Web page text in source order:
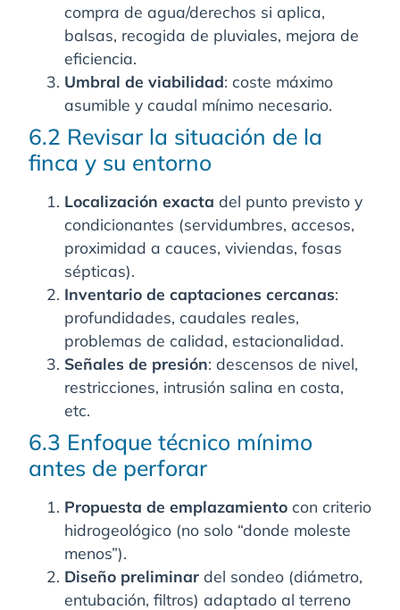
compra de agua/derechos si aplica,
balsas, recogida de pluviales, mejora de
eficiencia.
Umbral de viabilidad: coste máximo
asumible y caudal mínimo necesario.
6.2 Revisar la situación de la
finca y su entorno
Localización exacta del punto previsto y
condicionantes (servidumbres, accesos,
proximidad a cauces, viviendas, fosas
sépticas).
Inventario de captaciones cercanas:
profundidades, caudales reales,
problemas de calidad, estacionalidad.
Señales de presión: descensos de nivel,
restricciones, intrusión salina en costa,
etc.
6.3 Enfoque técnico mínimo
antes de perforar
Propuesta de emplazamiento con criterio
hidrogeológico (no solo “donde moleste
menos”).
Diseño preliminar del sondeo (diámetro,
entubación, filtros) adaptado al terreno